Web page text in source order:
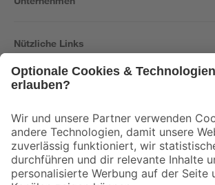
Nützliche Links
Der toom Newsletter: Keine Angebote und Aktionen
Zur Newsletter Anmeldung